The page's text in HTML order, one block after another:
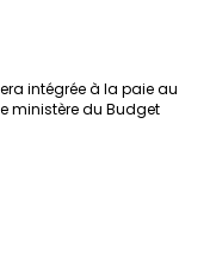
intégrée à la paie au
ministère du Budget